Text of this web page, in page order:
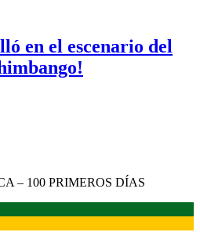
en el escenario del
– 100 PRIMEROS DÍAS